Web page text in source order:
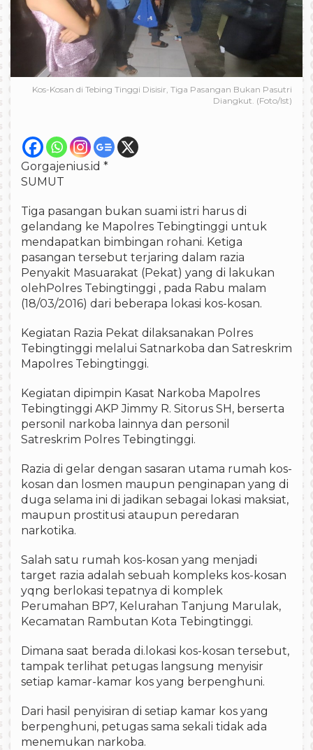
Kos-Kosan di Tebing Tinggi Disisir, Tiga Pasangan Bukan Pasutri
Diangkut. (Foto/Ist)
Gorgajenius.id *
SUMUT
Tiga pasangan bukan suami istri harus di
gelandang ke Mapolres Tebingtinggi untuk
mendapatkan bimbingan rohani. Ketiga
pasangan tersebut terjaring dalam razia
Penyakit Masuarakat (Pekat) yang di lakukan
olehPolres Tebingtinggi , pada Rabu malam
(18/03/2016) dari beberapa lokasi kos-kosan.
Kegiatan Razia Pekat dilaksanakan Polres
Tebingtinggi melalui Satnarkoba dan Satreskrim
Mapolres Tebingtinggi.
Kegiatan dipimpin Kasat Narkoba Mapolres
Tebingtinggi AKP Jimmy R. Sitorus SH, berserta
personil narkoba lainnya dan personil
Satreskrim Polres Tebingtinggi.
Razia di gelar dengan sasaran utama rumah kos-
kosan dan losmen maupun penginapan yang di
duga selama ini di jadikan sebagai lokasi maksiat,
maupun prostitusi ataupun peredaran
narkotika.
Salah satu rumah kos-kosan yang menjadi
target razia adalah sebuah kompleks kos-kosan
yqng berlokasi tepatnya di komplek
Perumahan BP7, Kelurahan Tanjung Marulak,
Kecamatan Rambutan Kota Tebingtinggi.
Dimana saat berada di.lokasi kos-kosan tersebut,
tampak terlihat petugas langsung menyisir
setiap kamar-kamar kos yang berpenghuni.
Dari hasil penyisiran di setiap kamar kos yang
berpenghuni, petugas sama sekali tidak ada
menemukan narkoba.